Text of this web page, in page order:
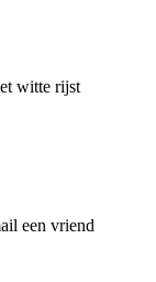
witte rijst
een vriend